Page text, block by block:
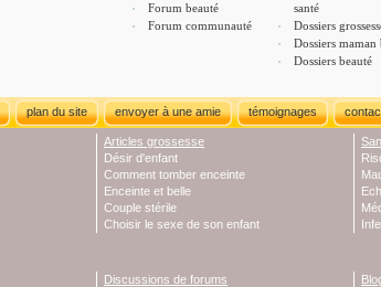
Forum beauté
Forum communauté
santé
Dossiers
Dossiers maman
Dossiers beauté
plan du site envoyer à une amie témoignages
Articles grossesse
Désir d'enfant
Comment tomber enceinte
Enceinte et belle
Couple stérile
Choisir le sexe de son enfant
Discussions de forums